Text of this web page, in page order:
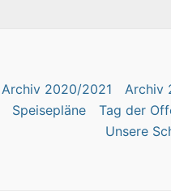
Archiv 2020/2021 Archiv
Speisepläne Tag der
Unsere